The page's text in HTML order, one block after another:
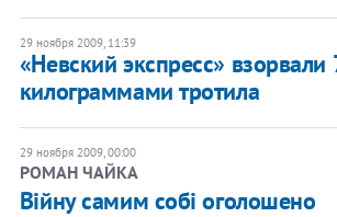
29 ноября 2009, 11:39
«Невский экспресс» взорвали
килограммами тротила
29 ноября 2009, 00:00
РОМАН ЧАЙКА
Війну самим собі оголошено